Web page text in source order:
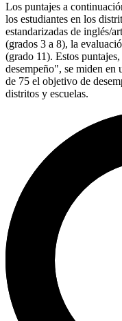
Los puntajes a
los estudiantes en los
estandarizadas de inglés/
(grados 3 a 8), la
(grado 11). Estos
desempeño", se miden en
de 75 el objetivo de
distritos y escuelas.